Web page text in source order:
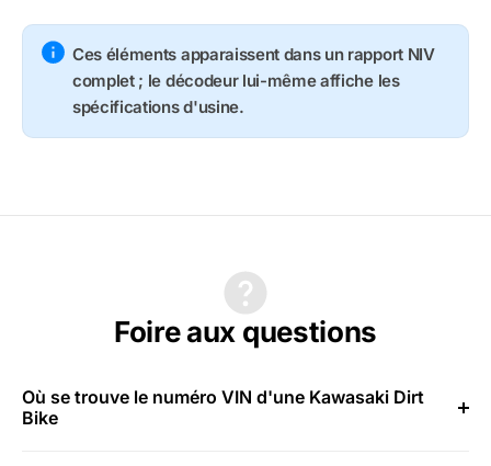
Ces éléments apparaissent dans un rapport NIV
complet ; le décodeur lui-même affiche les
spécifications d'usine.
Foire aux questions
Où se trouve le numéro VIN d'une Kawasaki Dirt
Bike